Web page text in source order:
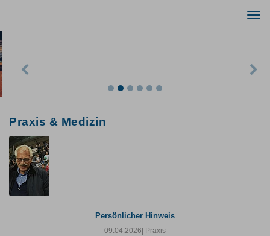
Praxis & Medizin
Persönlicher Hinweis
09.04.2026| Praxis